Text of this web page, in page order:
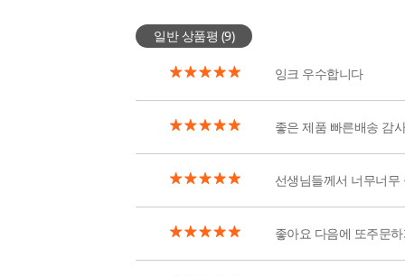
일반 상품평 (9)
잉크 우수합니다
좋은 제품 빠른배송 감
선생님들께서 너무너무
좋아요 다음에 또주문